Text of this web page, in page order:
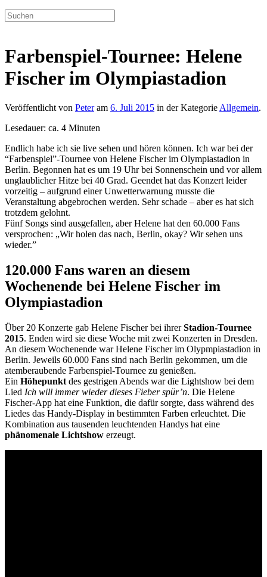
Farbenspiel-Tournee: Helene
Fischer im Olympiastadion
Veröffentlicht von Peteram 6. Juli 2015 in der Kategorie Allgemein.
Lesedauer: ca. 4 Minuten
Endlich habe ich sie live sehen und hören können. Ich war bei der
“Farbenspiel”-Tournee von Helene Fischer im Olympiastadion in
Berlin. Begonnen hat es um 19 Uhr bei Sonnenschein und vor allem
unglaublicher Hitze bei 40 Grad. Geendet hat das Konzert leider
vorzeitig – aufgrund einer Unwetterwarnung musste die
Veranstaltung abgebrochen werden. Sehr schade – aber es hat sich
trotzdem gelohnt.
Fünf Songs sind ausgefallen, aber Helene hat den 60.000 Fans
versprochen: „Wir holen das nach, Berlin, okay? Wir sehen uns
wieder.”
120.000 Fans waren an diesem
Wochenende bei Helene Fischer im
Olympiastadion
Über 20 Konzerte gab Helene Fischer bei ihrerStadion-Tournee
2015. Enden wird sie diese Woche mit zwei Konzerten in Dresden.
An diesem Wochenende war Helene Fischer im Olypmpiastadion in
Berlin. Jeweils 60.000 Fans sind nach Berlin gekommen, um die
atemberaubende Farbenspiel-Tournee zu genießen.
Ein Höhepunkt des gestrigen Abends war die Lightshow bei dem
Lied Ich will immer wieder dieses Fieber spür’n. Die Helene
Fischer-App hat eine Funktion, die dafür sorgte, dass während des
Liedes das Handy-Display in bestimmten Farben erleuchtet. Die
Kombination aus tausenden leuchtenden Handys hat eine
phänomenale Lichtshow erzeugt.